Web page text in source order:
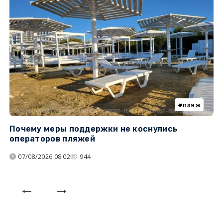
пляж
Почему меры поддержки не коснулись
операторов пляжей
07/08/2026 08:02 944